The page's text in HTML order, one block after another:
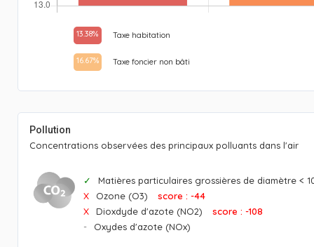
13.38% Taxe habitation
16.67% Taxe foncier non bâti
Pollution
Concentrations observées des principaux polluants dans l'air
Matières particulaires grossières de diamètre <
Ozone (O3)
score : -44
Dioxdyde d'azote (NO2)
score : -108
Oxydes d'azote (NOx)